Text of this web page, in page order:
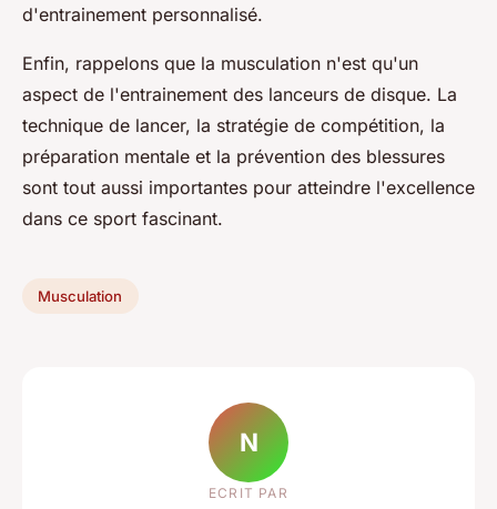
d'entrainement personnalisé.
Enfin, rappelons que la musculation n'est qu'un
aspect de l'entrainement des lanceurs de disque. La
technique de lancer, la stratégie de compétition, la
préparation mentale et la prévention des blessures
sont tout aussi importantes pour atteindre l'excellence
dans ce sport fascinant.
Musculation
N
ECRIT PAR